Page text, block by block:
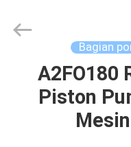
RUMAH
Power
Co.,Ltd.
Bagian
A2FO180
Piston